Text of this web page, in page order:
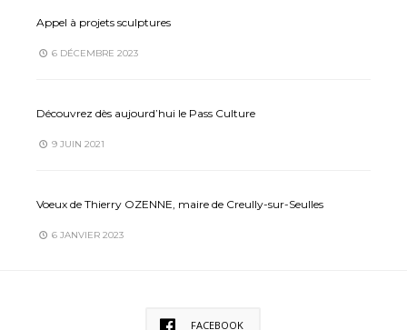
Appel à projets sculptures
6 DÉCEMBRE 2023
Découvrez dès aujourd’hui le Pass Culture
9 JUIN 2021
Voeux de Thierry OZENNE, maire de Creully-sur-Seulles
6 JANVIER 2023
FACEBOOK